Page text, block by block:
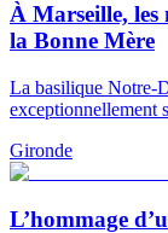
À Marseille, les
la Bonne Mère
La basilique Notre-
exceptionnellement
Gironde
L’hommage